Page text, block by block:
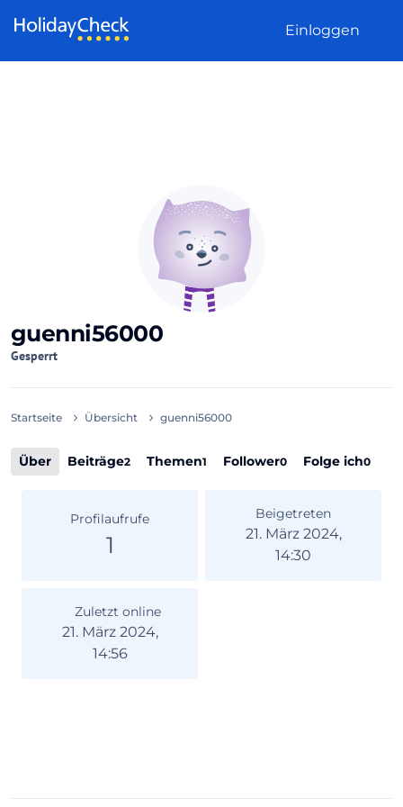
Einloggen
guenni56000
Gesperrt
Startseite Übersicht guenni56000
Über Beiträge2 Themen1 Follower0 Folge ich0
Profilaufrufe
1
Beigetreten
21. März 2024,
14:30
Zuletzt online
21. März 2024,
14:56